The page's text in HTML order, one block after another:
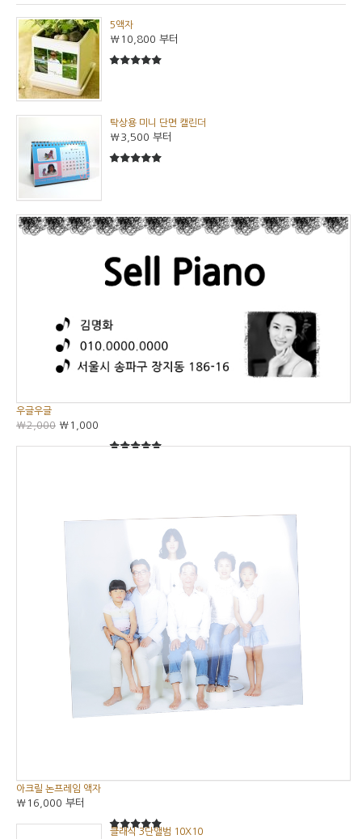
5액자
₩10,800 부터
탁상용 미니 단면 캘린더
₩3,500 부터
우글우글
₩2,000 ₩1,000
아크릴 논프레임 액자
55중에서
₩16,000 부터
클래식 3단앨범 10X10